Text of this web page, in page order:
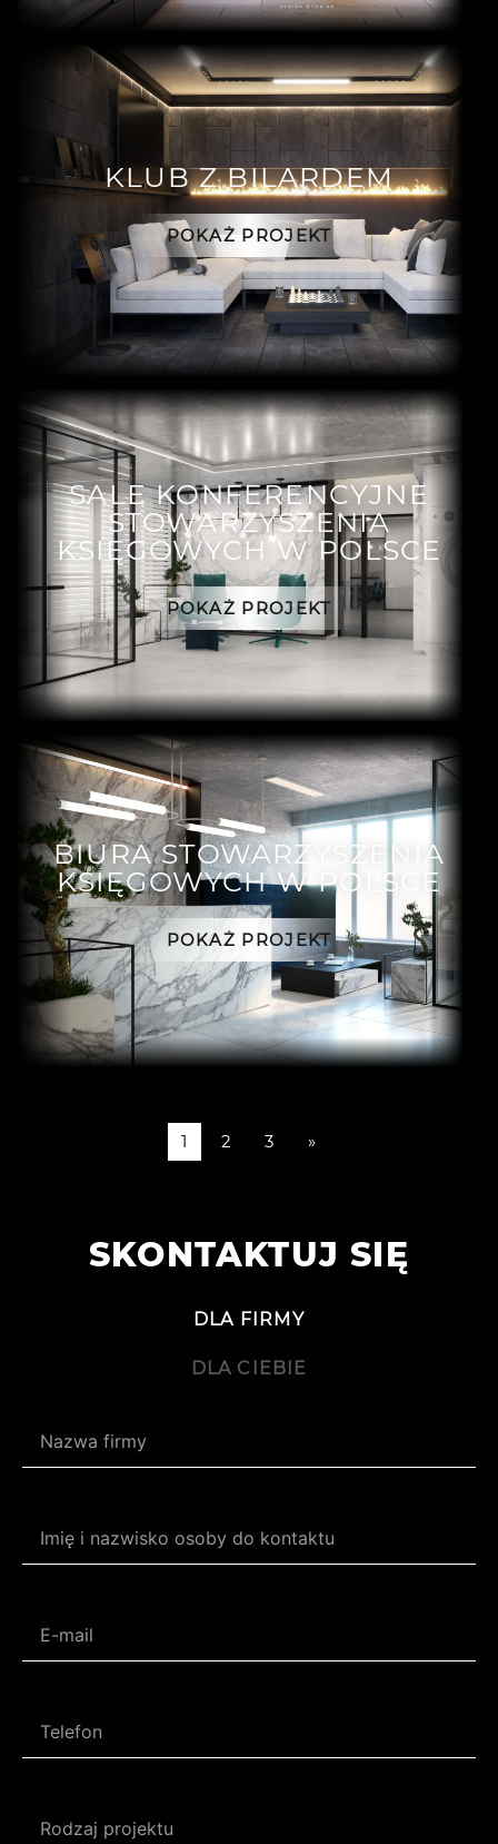
KLUB Z BILARDEM
POKAŻ PROJEKT
SALE KONFERENCYJNE
STOWARZYSZENIA
KSIĘGOWYCH W POLSCE
POKAŻ PROJEKT
BIURA STOWARZYSZENIA
KSIĘGOWYCH W POLSCE
POKAŻ PROJEKT
1 2 3 »
SKONTAKTUJ SIĘ
DLA FIRMY
DLA CIEBIE